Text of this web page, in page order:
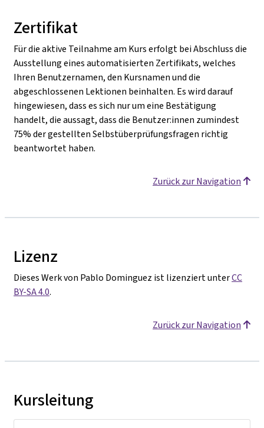
Zertifikat
Für die aktive Teilnahme am Kurs erfolgt bei Abschluss die
Ausstellung eines automatisierten Zertifikats, welches
Ihren Benutzernamen, den Kursnamen und die
abgeschlossenen Lektionen beinhalten. Es wird darauf
hingewiesen, dass es sich nur um eine Bestätigung
handelt, die aussagt, dass die Benutzer:innen zumindest
75% der gestellten Selbstüberprüfungsfragen richtig
beantwortet haben.
Zurück zur Navigation
Lizenz
Dieses Werk von Pablo Dominguez ist lizenziert unterCC
BY-SA 4.0.
Zurück zur Navigation
Kursleitung